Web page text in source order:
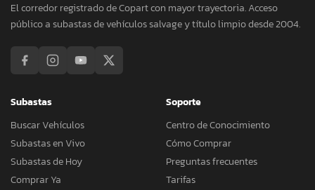
El corredor registrado de Copart con mayor trayectoria. Acceso
público a subastas de vehículos salvage y título limpio desde 2004.
Subastas
Buscar Vehículos
Subastas en Vivo
Subastas de Hoy
Comprar Ya
Soporte
Centro de Conocimiento
Cómo Comprar
Preguntas frecuentes
Tarifas